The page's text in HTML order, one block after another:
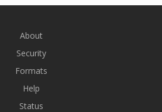
About
Security
Formats
Help
Status